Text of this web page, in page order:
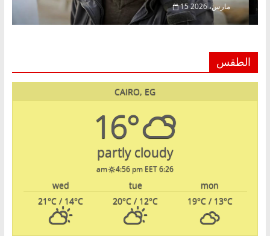
15 مارس، 2026
الطقس
CAIRO, EG
16°
partly cloudy
6:26 am
4:56 pm EET
mon
tue
wed
19°C/ 13°C
20°C / 12°C
21°C / 14°C